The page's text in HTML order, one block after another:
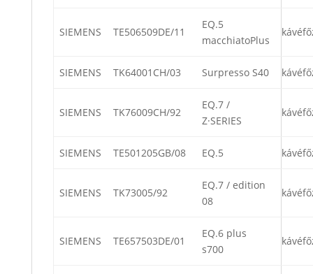
SIEMENS TE506509DE/11
EQ.5
macchiatoPlus
SIEMENS TK64001CH/03 Surpresso S40
SIEMENS TK76009CH/92
EQ.7 /
Z·SERIES
SIEMENS TE501205GB/08 EQ.5
SIEMENS TK73005/92
EQ.7 / edition
08
SIEMENS TE657503DE/01
EQ.6 plus
s700